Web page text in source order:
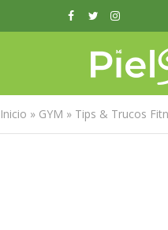
Inicio » GYM » Tips & Trucos